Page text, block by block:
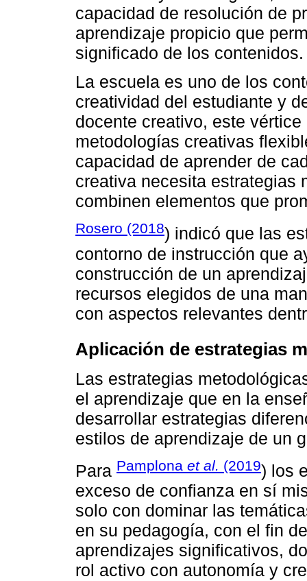
capacidad de resolución de
aprendizaje propicio que
significado de los
La escuela es uno de los
creatividad del estudiante y
docente creativo, este
metodologías creativas
capacidad de aprender de
creativa necesita estrategias
combinen elementos que
Rosero (2018) indicó que las
contorno de instrucción que
construcción de un
recursos elegidos de una
con aspectos relevantes
Aplicación de estrategias
Las estrategias
el aprendizaje que en la
desarrollar estrategias
estilos de aprendizaje de un
Para Pamplona et al. (2019) los
exceso de confianza en sí
solo con dominar las
en su pedagogía, con el fin
aprendizajes significativos,
rol activo con autonomía y